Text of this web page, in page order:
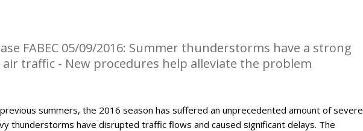
FABEC 05/09/2016: Summer thunderstorms have a strong
traffic - New procedures help alleviate the problem
summers, the 2016 season has suffered an unprecedented amount of severe
thunderstorms have disrupted traffic flows and caused significant delays. The